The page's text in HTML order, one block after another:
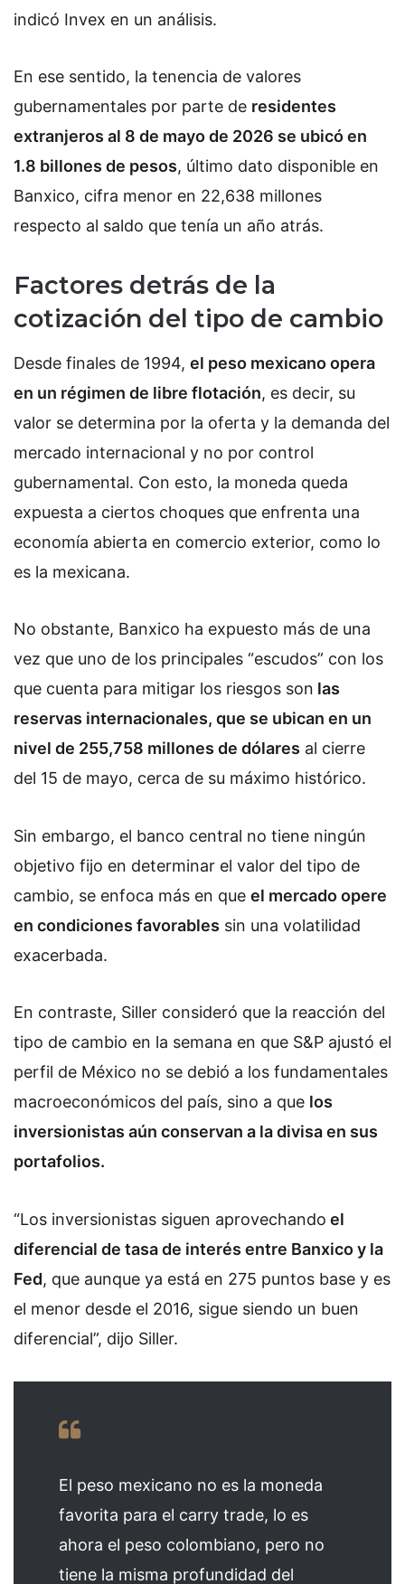
indicó Invex en un análisis.
En ese sentido, la tenencia de valores
gubernamentales por parte de residentes
extranjeros al 8 de mayo de 2026 se ubicó en
1.8 billones de pesos, último dato disponible en
Banxico, cifra menor en 22,638 millones
respecto al saldo que tenía un año atrás.
Factores detrás de la
cotización del tipo de cambio
Desde finales de 1994, el peso mexicano opera
en un régimen de libre flotación, es decir, su
valor se determina por la oferta y la demanda del
mercado internacional y no por control
gubernamental. Con esto, la moneda queda
expuesta a ciertos choques que enfrenta una
economía abierta en comercio exterior, como lo
es la mexicana.
No obstante, Banxico ha expuesto más de una
vez que uno de los principales “escudos” con los
que cuenta para mitigar los riesgos son las
reservas internacionales, que se ubican en un
nivel de 255,758 millones de dólares al cierre
del 15 de mayo, cerca de su máximo histórico.
Sin embargo, el banco central no tiene ningún
objetivo fijo en determinar el valor del tipo de
cambio, se enfoca más en que el mercado opere
en condiciones favorables sin una volatilidad
exacerbada.
En contraste, Siller consideró que la reacción del
tipo de cambio en la semana en que S&P ajustó el
perfil de México no se debió a los fundamentales
macroeconómicos del país, sino a que los
inversionistas aún conservan a la divisa en sus
portafolios.
“Los inversionistas siguen aprovechando el
diferencial de tasa de interés entre Banxico y la
Fed, que aunque ya está en 275 puntos base y es
el menor desde el 2016, sigue siendo un buen
diferencial”, dijo Siller.
El peso mexicano no es la moneda
favorita para el carry trade, lo es
ahora el peso colombiano, pero no
tiene la misma profundidad del